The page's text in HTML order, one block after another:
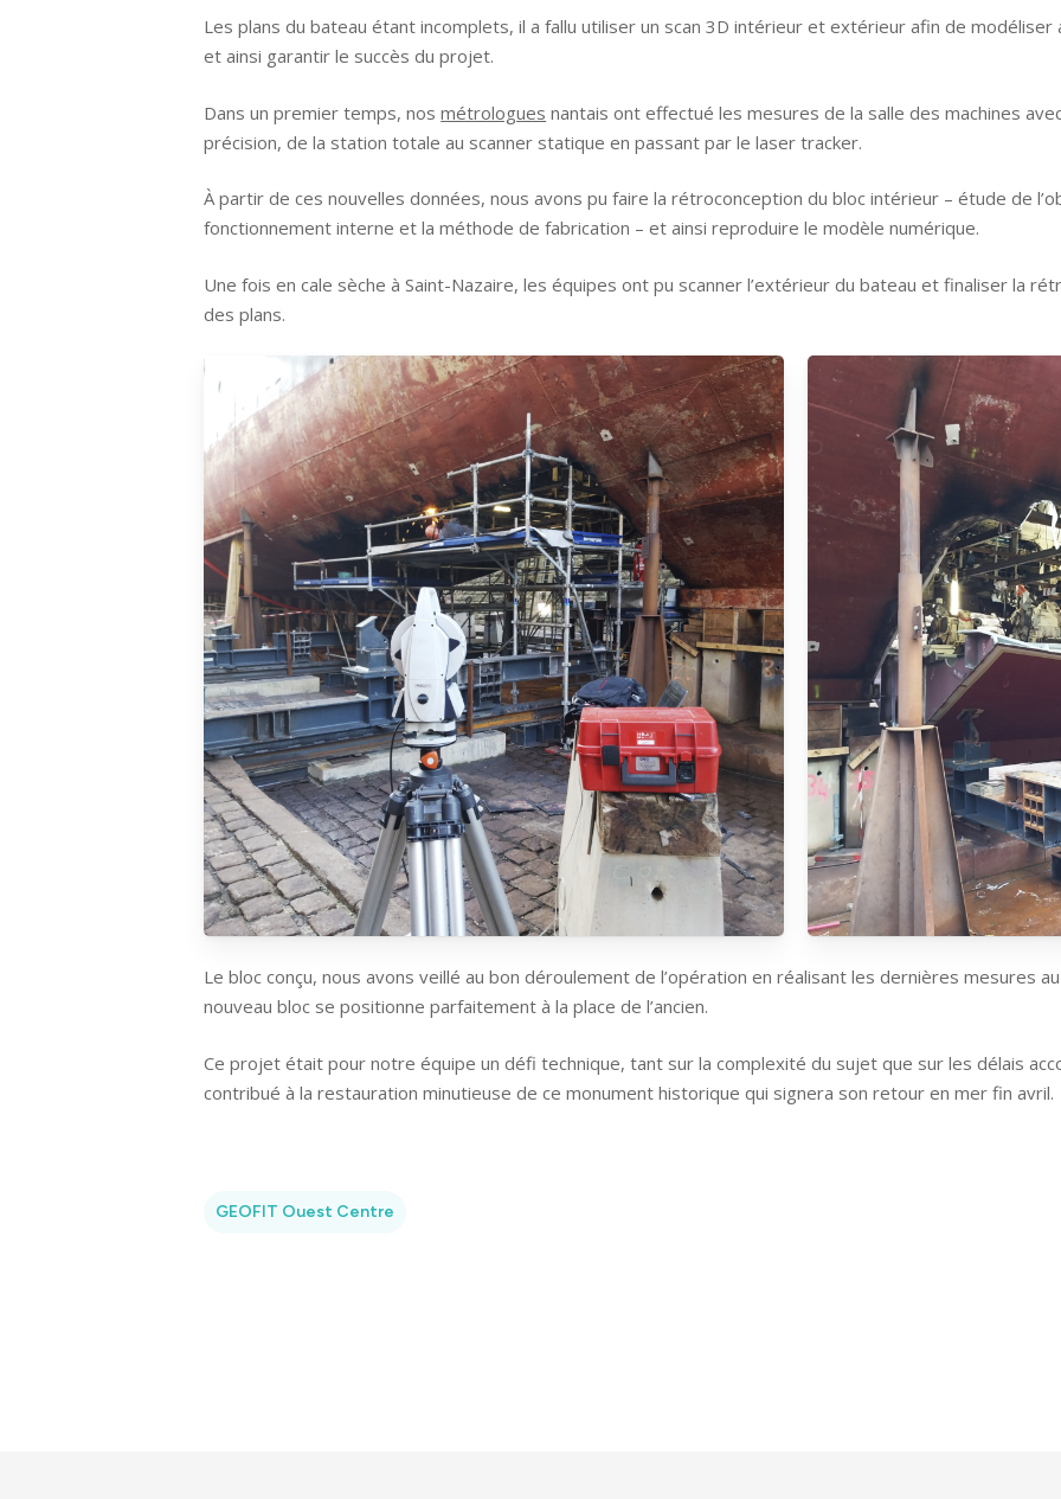
Les plans du bateau étant incomplets, il a fallu utiliser un scan 3D intérieur et extérieur afin de
et ainsi garantir le succès du projet.
Dans un premier temps, nosmétrologues nantais ont effectué les mesures de la salle des machines
précision, de la station totale au scanner statique en passant par le laser tracker.
À partir de ces nouvelles données, nous avons pu faire la rétroconception du bloc intérieur – étude de
fonctionnement interne et la méthode de fabrication – et ainsi reproduire le modèle numérique.
Une fois en cale sèche à Saint-Nazaire, les équipes ont pu scanner l’extérieur du bateau et finaliser la
des plans.
Le bloc conçu, nous avons veillé au bon déroulement de l’opération en réalisant les dernières mesures
nouveau bloc se positionne parfaitement à la place de l’ancien.
Ce projet était pour notre équipe un défi technique, tant sur la complexité du sujet que sur les délais
contribué à la restauration minutieuse de ce monument historique qui signera son retour en mer fin avril.
GEOFIT Ouest Centre
Identité
Agences
Filiales
Engagements
Actualités
Nous rejoindre
Domaines
Savoir-faire
Références
Innovation